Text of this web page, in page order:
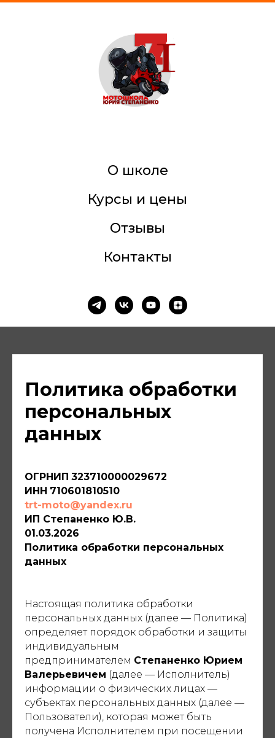
О школе
Курсы и цены
Отзывы
Контакты
Политика обработки
персональных
данных
ОГРНИП 323710000029672
ИНН 710601810510
trt-moto@yandex.ru
ИП Степаненко Ю.В.
01.03.2026
Политика обработки персональных
данных
Настоящая политика обработки
персональных данных (далее — Политика)
определяет порядок обработки и защиты
индивидуальным
предпринимателем Степаненко Юрием
Валерьевичем (далее — Исполнитель)
информации о физических лицах —
субъектах персональных данных (далее —
Пользователи), которая может быть
получена Исполнителем при посещении